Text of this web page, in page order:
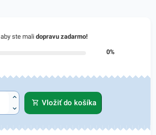
aby ste malidopravu zadarmo!
0%
Vložiť do košíka